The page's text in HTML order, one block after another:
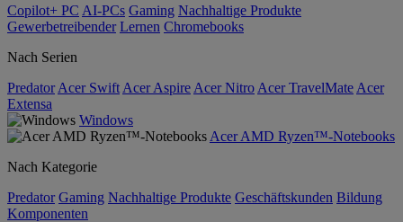
Copilot+ PC AI-PCs Gaming Nachhaltige Produkte
Gewerbetreibender Lernen Chromebooks
Nach Serien
Predator Acer Swift Acer Aspire Acer Nitro Acer TravelMate Acer
Extensa
Windows
Acer AMD Ryzen™-Notebooks
Nach Kategorie
Predator Gaming Nachhaltige Produkte Geschäftskunden Bildung
Komponenten